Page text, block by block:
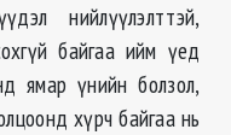
нийлүүлэлттэй,
байгаа ийм үед
ямар үнийн болзол,
хүрч байгаа нь